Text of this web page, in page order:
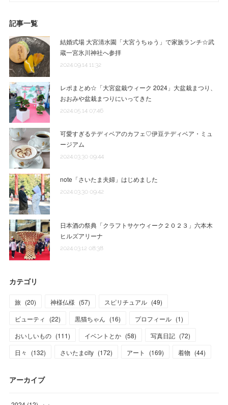
記事一覧
結婚式場 大宮清水園「大宮うちゅう」で家族ランチ☆武
蔵一宮氷川神社へ参拝
2024.09.14 11:32
レポまとめ☆「大宮盆栽ウィーク 2024」大盆栽まつり、
おおみや盆栽まつりにいってきた
2024.05.14 07:46
可愛すぎるテディベアのカフェ♡伊豆テディベア・ミュ
ージアム
2024.03.30 09:44
note「さいたま夫婦」はじめました
2024.03.30 09:42
日本酒の祭典「クラフトサケウィーク２０２３」六本木
ヒルズアリーナ
2024.03.12 08:38
カテゴリ
旅 (20) 神様仏様 (57) スピリチュアル (49)
ビューティ
(22) 黒猫ちゃん (16) プロフィール (1)
おいしいもの (111) イベントとか (58) 写真日記 (72)
日々
(132) さいたまcity (172) アート (169) 着物 (44)
アーカイブ